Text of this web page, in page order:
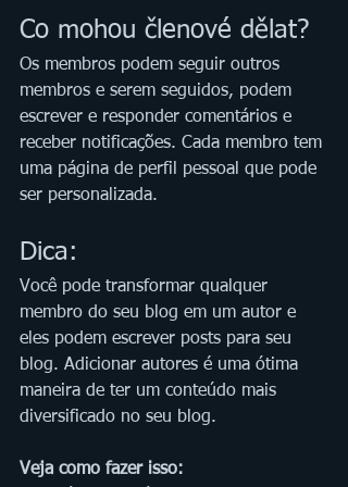
Co mohou členové dělat?
Os membros podem seguir outros
membros e serem seguidos, podem
escrever e responder comentários e
receber notificações. Cada membro tem
uma página de perfil pessoal que pode
ser personalizada.
Dica:
Você pode transformar qualquer
membro do seu blog em um autor e
eles podem escrever posts para seu
blog. Adicionar autores é uma ótima
maneira de ter um conteúdo mais
diversificado no seu blog.
Veja como fazer isso: